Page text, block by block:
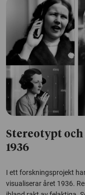
Stereotypt
1936
I ett forskningsprojekt
visualiserar året 1936.